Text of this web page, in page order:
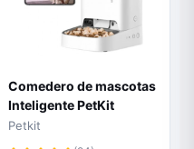
Comedero de mascotas
Inteligente PetKit
YumShare Dual-
Hopper/ Cámara HD/
Petkit